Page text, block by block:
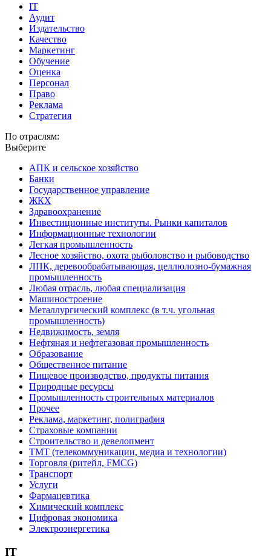
IT
Аудит
Издательство
Качество
Маркетинг
Обучение
Оценка
Персонал
Право
Реклама
Стратегия
По отраслям:
Выберите
АПК и сельское хозяйство
Банки
Государственное управление
ЖКХ
Здравоохранение
Инвестиционные институты. Рынки капиталов
Информационные технологии
Легкая промышленность
Лесное хозяйство, охота рыболовство и рыбоводство
ЛПК, деревообрабатывающая, целлюлозно-бумажная
промышленность
Любая отрасль, любая специализация
Машиностроение
Металлургический комплекс (в т.ч. угольная
промышленность)
Недвижимость, земля
Нефтяная и нефтегазовая промышленность
Образование
Общественное питание
Пищевое производство, продукты питания
Природные ресурсы
Промышленность строительных материалов
Прочее
Реклама, маркетинг, полиграфия
Страховые компании
Строительство и девелопмент
ТМТ (телекоммуникации, медиа и технологии)
Торговля (ритейл, FMCG)
Транспорт
Услуги
Фармацевтика
Химический комплекс
Цифровая экономика
Электроэнергетика
IT